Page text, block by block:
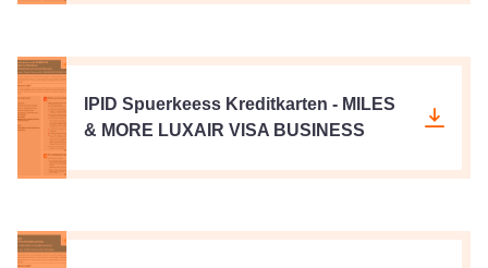
IPID Spuerkeess Kreditkarten - MILES
& MORE LUXAIR VISA BUSINESS